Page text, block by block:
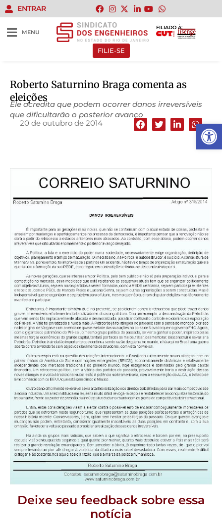
Abrir
ENTRAR
MENU
FILIADO À:
FILIE-SE
Roberto Saturnino Braga comenta as
eleições
Ele acredita que podem ocorrer danos irreversíveis
que dificultarão o posterior avanço
20 de outubro de 2014
Deixe seu feedback sobre essa
notícia